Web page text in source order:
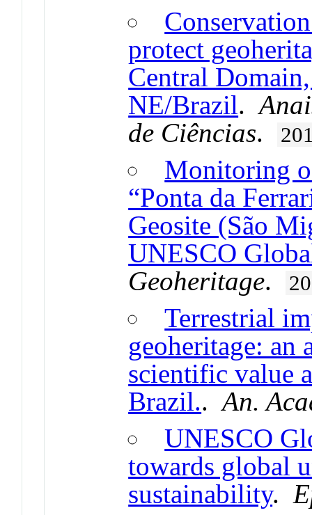
protect
Central
NE/Brazil.
de Ciências.
Monitoring
“Ponta da
Geosite (São
UNESCO
Geoheritage.
Terrestrial
geoheritage: an
scientific value
Brazil..An.
UNESCO
towards global
sustainability.